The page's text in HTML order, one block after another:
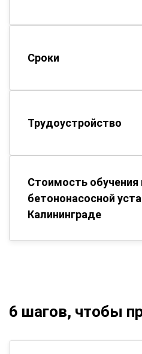
Сроки
Трудоустройство
Стоимость
бетононасосной
Калининграде
6 шагов, чтобы